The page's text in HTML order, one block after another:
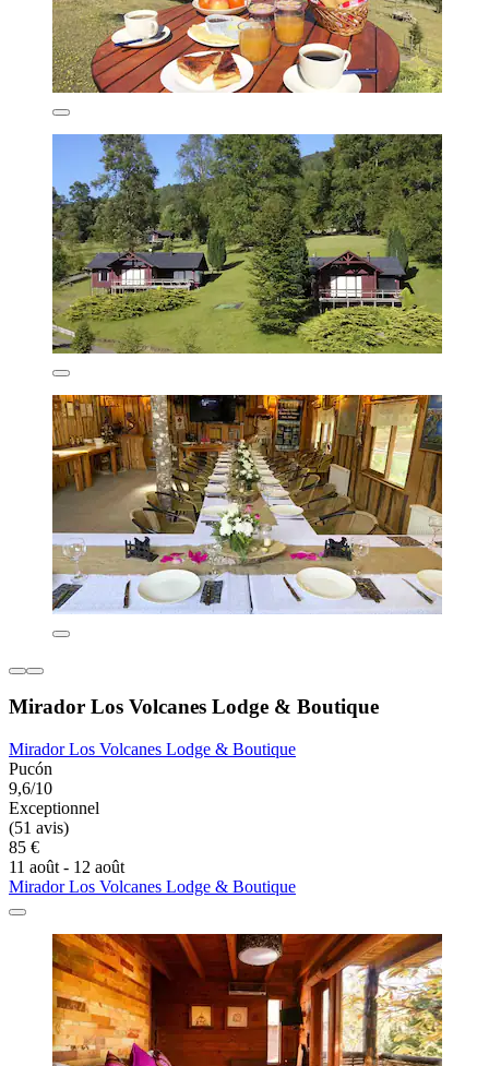
Mirador Los Volcanes Lodge & Boutique
Mirador Los Volcanes Lodge & Boutique
Pucón
9,6/10
Exceptionnel
(51 avis)
85 €
11 août - 12 août
Mirador Los Volcanes Lodge & Boutique